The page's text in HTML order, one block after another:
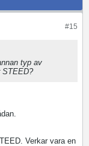
#15
typ av
STEED?
Verkar vara en